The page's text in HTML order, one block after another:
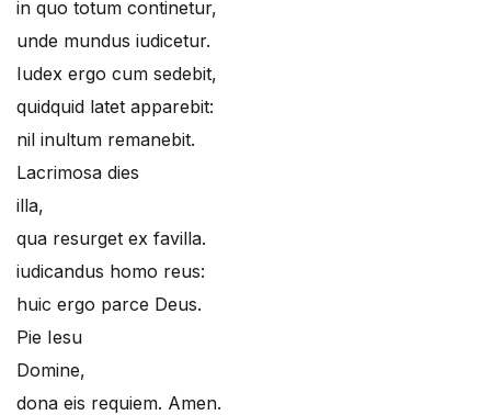
in quo totum continetur,
unde mundus iudicetur.
Iudex ergo cum sedebit,
quidquid latet apparebit:
nil inultum remanebit.
Lacrimosa dies
illa,
qua resurget ex favilla.
iudicandus homo reus:
huic ergo parce Deus.
Pie Iesu
Domine,
dona eis requiem. Amen.